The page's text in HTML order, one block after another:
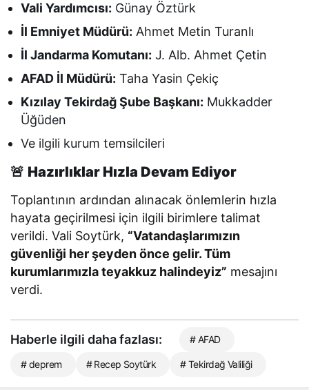
Vali Yardımcısı: Günay Öztürk
İl Emniyet Müdürü: Ahmet Metin Turanlı
İl Jandarma Komutanı: J. Alb. Ahmet Çetin
AFAD İl Müdürü: Taha Yasin Çekiç
Kızılay Tekirdağ Şube Başkanı: Mukkadder
Üğüden
Ve ilgili kurum temsilcileri
🚨 Hazırlıklar Hızla Devam Ediyor
Toplantının ardından alınacak önlemlerin hızla
hayata geçirilmesi için ilgili birimlere talimat
verildi. Vali Soytürk, “Vatandaşlarımızın
güvenliği her şeyden önce gelir. Tüm
kurumlarımızla teyakkuz halindeyiz” mesajını
verdi.
Haberle ilgili daha fazlası: # AFAD
# deprem # Recep Soytürk # Tekirdağ Valiliği